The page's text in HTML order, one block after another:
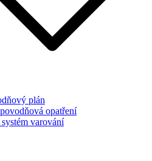
plán
opatření
systém varování